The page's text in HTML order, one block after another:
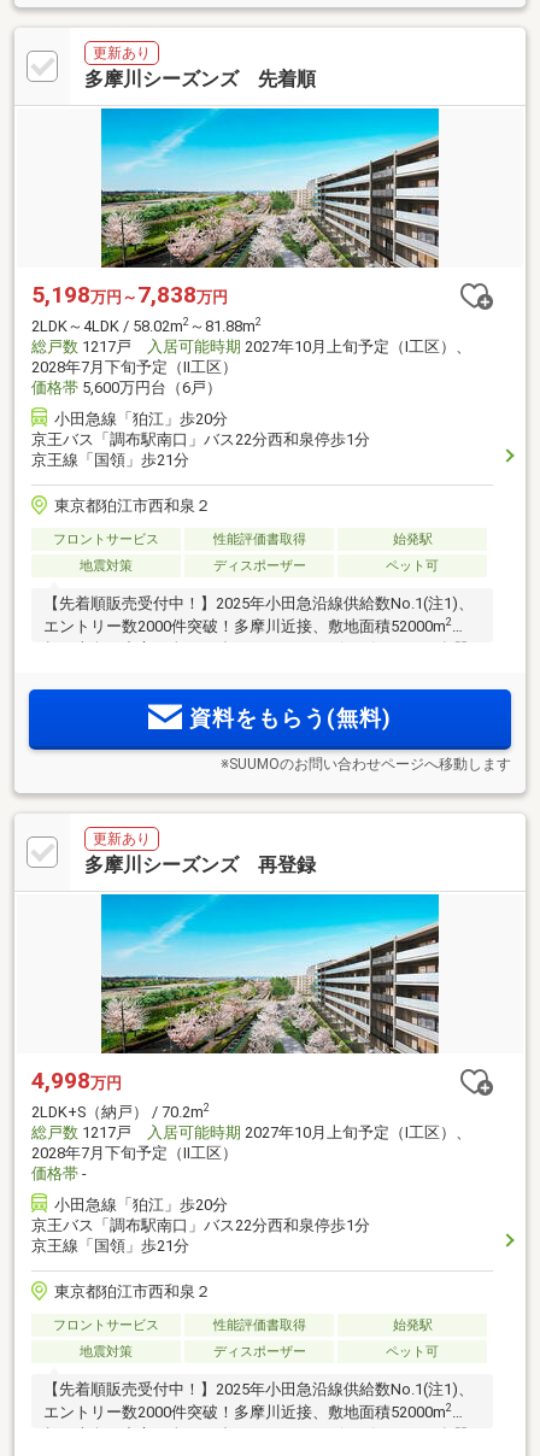
更新あり
多摩川シーズンズ 先着順
5,198万円～ 7,838万円
2LDK～4LDK / 58.02m2 ～81.88m2
総戸数 1217戸 入居可能時期 2027年10月上旬予定（I工区）、
2028年7月下旬予定（II工区）
価格帯 5,600万円台（6戸）
小田急線「狛江」歩20分
京王バス「調布駅南口」バス22分西和泉停歩1分
京王線「国領」歩21分
東京都狛江市西和泉２
フロントサービス 性能評価書取得
始発駅
地震対策
ディスポーザー ペット可
【先着順販売受付中！】2025年小田急沿線供給数No.1(注1)、
エントリー数2000件突破！多摩川近接、敷地面積52000m2
Oriented(認証取得済)、オンライン相談会も開催中
資料をもらう(無料)
※SUUMOのお問い合わせページへ移動します
更新あり
多摩川シーズンズ 再登録
4,998万円
2LDK+S（納戸） / 70.2m2
総戸数 1217戸 入居可能時期 2027年10月上旬予定（I工区）、
2028年7月下旬予定（II工区）
価格帯 -
小田急線「狛江」歩20分
京王バス「調布駅南口」バス22分西和泉停歩1分
京王線「国領」歩21分
東京都狛江市西和泉２
フロントサービス 性能評価書取得
始発駅
地震対策
ディスポーザー ペット可
【先着順販売受付中！】2025年小田急沿線供給数No.1(注1)、
エントリー数2000件突破！多摩川近接、敷地面積52000m2